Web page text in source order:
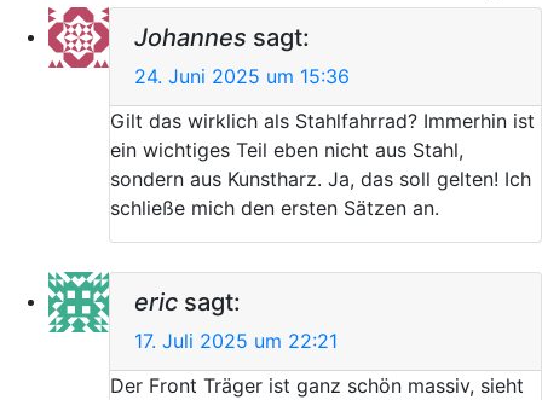
Johannes sagt:
24. Juni 2025 um 15:36
Gilt das wirklich als Stahlfahrrad? Immerhin ist
ein wichtiges Teil eben nicht aus Stahl,
sondern aus Kunstharz. Ja, das soll gelten! Ich
schließe mich den ersten Sätzen an.
eric sagt:
17. Juli 2025 um 22:21
Der Front Träger ist ganz schön massiv, sieht